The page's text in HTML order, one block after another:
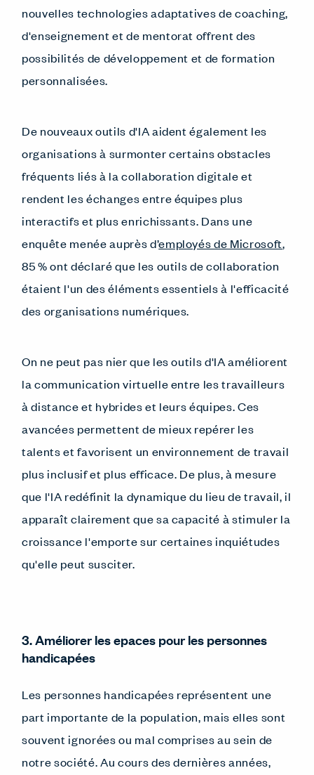
nouvelles technologies adaptatives de coaching,
d'enseignement et de mentorat offrent des
possibilités de développement et de formation
personnalisées.
De nouveaux outils d'IA aident également les
organisations à surmonter certains obstacles
fréquents liés à la collaboration digitale et
rendent les échanges entre équipes plus
interactifs et plus enrichissants. Dans une
enquête menée auprès d’employés de Microsoft,
85 % ont déclaré que les outils de collaboration
étaient l'un des éléments essentiels à l'efficacité
des organisations numériques.
On ne peut pas nier que les outils d'IA améliorent
la communication virtuelle entre les travailleurs
à distance et hybrides et leurs équipes. Ces
avancées permettent de mieux repérer les
talents et favorisent un environnement de travail
plus inclusif et plus efficace. De plus, à mesure
que l'IA redéfinit la dynamique du lieu de travail, il
apparaît clairement que sa capacité à stimuler la
croissance l'emporte sur certaines inquiétudes
qu'elle peut susciter.
3. Améliorer les epaces pour les personnes
handicapées
Les personnes handicapées représentent une
part importante de la population, mais elles sont
souvent ignorées ou mal comprises au sein de
notre société. Au cours des dernières années,